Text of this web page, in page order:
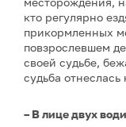
кто регулярно
прикормленных
повзрослевшем
своей судьбе,
судьба
– В лице двух